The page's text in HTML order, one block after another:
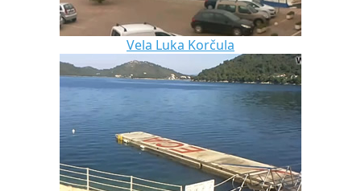
Vela Luka Korčula